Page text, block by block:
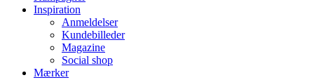
Inspiration
Anmeldelser
Kundebilleder
Magazine
Social shop
Mærker